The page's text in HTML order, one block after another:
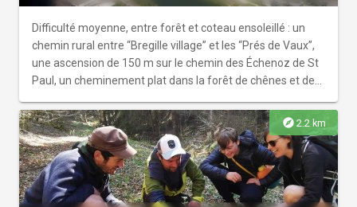
citadelle, et la Tour de la Pelote. Les promeneurs
découvrent aussi des espaces de verdure singuliers
comme le Clos Barbisier et sa collection de roses
anciennes, ou la promenade des Glacis, lieu de mémoire
offrant un refuge pour la biodiversité locale.
Difficulté moyenne, entre forêt et coteau ensoleillé : un
chemin rural entre “Bregille village” et les “Prés de Vaux”,
une ascension de 150 m sur le chemin des Échenoz de St
Paul, un cheminement plat dans la forêt de chênes et de
Grand Désert.
explore 2.2 km